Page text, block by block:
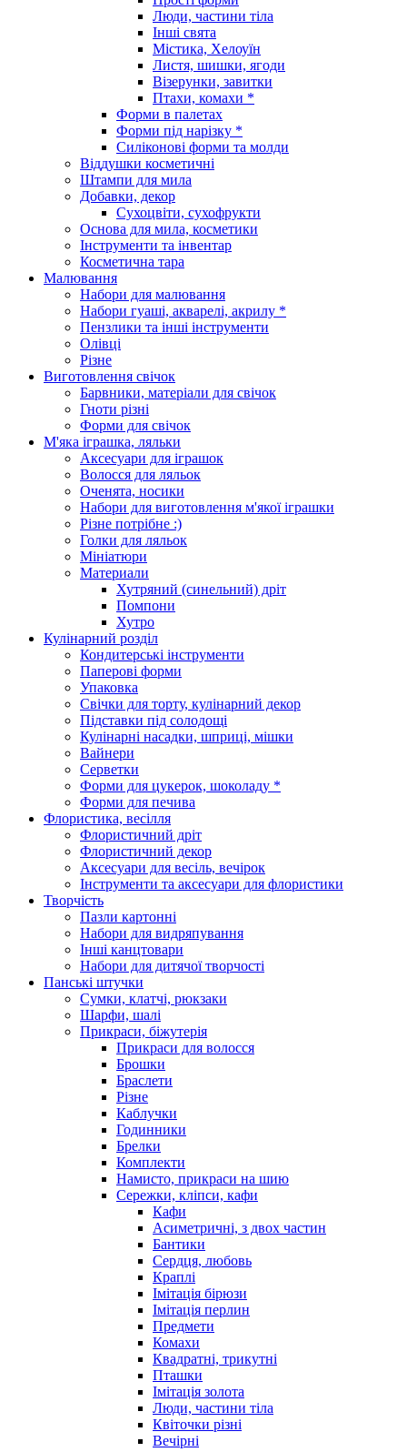
Люди, частини тіла
Інші свята
Містика, Хелоуїн
Листя, шишки, ягоди
Візерунки, завитки
Птахи, комахи *
Форми в палетах
Форми під нарізку *
Силіконові форми та молди
Віддушки косметичні
Штампи для мила
Добавки, декор
Сухоцвіти, сухофрукти
Основа для мила, косметики
Інструменти та інвентар
Косметична тара
Малювання
Набори для малювання
Набори гуаші, акварелі, акрилу *
Пензлики та інші інструменти
Олівці
Різне
Виготовлення свічок
Барвники, матеріали для свічок
Гноти різні
Форми для свічок
М'яка іграшка, ляльки
Аксесуари для іграшок
Волосся для ляльок
Оченята, носики
Набори для виготовлення м'якої іграшки
Різне потрібне :)
Голки для ляльок
Мініатюри
Материали
Хутряний (синельний) дріт
Помпони
Хутро
Кулінарний розділ
Кондитерські інструменти
Паперові форми
Упаковка
Свічки для торту, кулінарний декор
Підставки під солодощі
Кулінарні насадки, шприці, мішки
Вайнери
Серветки
Форми для цукерок, шоколаду *
Форми для печива
Флористика, весілля
Флористичний дріт
Флористичний декор
Аксесуари для весіль, вечірок
Інструменти та аксесуари для флористики
Творчість
Пазли картонні
Набори для видряпування
Інші канцтовари
Набори для дитячої творчості
Панські штучки
Сумки, клатчі, рюкзаки
Шарфи, шалі
Прикраси, біжутерія
Прикраси для волосся
Брошки
Браслети
Різне
Каблучки
Годинники
Брелки
Комплекти
Намисто, прикраси на шию
Сережки, кліпси, кафи
Кафи
Асиметричні, з двох частин
Бантики
Сердця, любовь
Краплі
Імітація бірюзи
Імітація перлин
Предмети
Комахи
Квадратні, трикутні
Пташки
Імітація золота
Люди, частини тіла
Квіточки різні
Вечірні